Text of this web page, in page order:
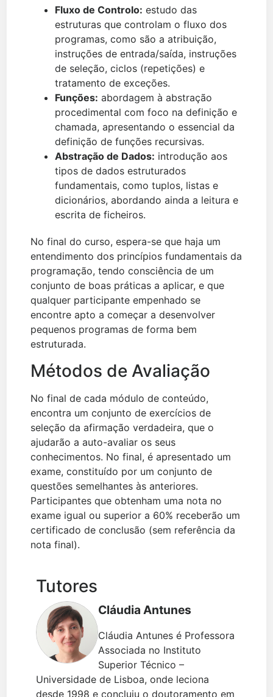
Fluxo de Controlo: estudo das
estruturas que controlam o fluxo dos
programas, como são a atribuição,
instruções de entrada/saída, instruções
de seleção, ciclos (repetições) e
tratamento de exceções.
Funções: abordagem à abstração
procedimental com foco na definição e
chamada, apresentando o essencial da
definição de funções recursivas.
Abstração de Dados: introdução aos
tipos de dados estruturados
fundamentais, como tuplos, listas e
dicionários, abordando ainda a leitura e
escrita de ficheiros.
No final do curso, espera-se que haja um
entendimento dos princípios fundamentais da
programação, tendo consciência de um
conjunto de boas práticas a aplicar, e que
qualquer participante empenhado se
encontre apto a começar a desenvolver
pequenos programas de forma bem
estruturada.
Métodos de Avaliação
No final de cada módulo de conteúdo,
encontra um conjunto de exercícios de
seleção da afirmação verdadeira, que o
ajudarão a auto-avaliar os seus
conhecimentos. No final, é apresentado um
exame, constituído por um conjunto de
questões semelhantes às anteriores.
Participantes que obtenham uma nota no
exame igual ou superior a 60% receberão um
certificado de conclusão (sem referência da
nota final).
Tutores
Cláudia Antunes
Cláudia Antunes é Professora
Associada no Instituto
Superior Técnico –
Universidade de Lisboa, onde leciona
desde 1998 e concluiu o doutoramento em